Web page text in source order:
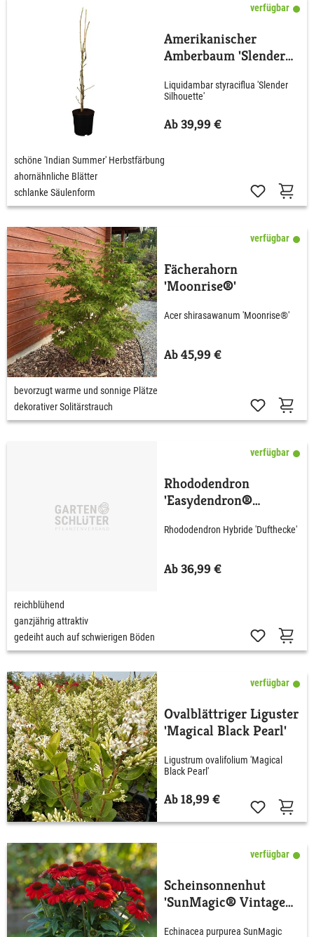
verfügbar
Amerikanischer
Amberbaum 'Slender
Liquidambar styraciflua 'Slender
Silhouette'
Ab 39,99 €
schöne 'Indian Summer' Herbstfärbung
ahornähnliche Blätter
schlanke Säulenform
verfügbar
Fächerahorn
'Moonrise®'
Acer shirasawanum 'Moonrise®'
Ab 45,99 €
bevorzugt warme und sonnige Plätze
dekorativer Solitärstrauch
verfügbar
Rhododendron
'Easydendron®
50 cm
Rhododendron Hybride 'Dufthecke'
Ab 36,99 €
reichblühend
ganzjährig attraktiv
gedeiht auch auf schwierigen Böden
verfügbar
Ovalblättriger Liguster
'Magical Black Pearl'
Ligustrum ovalifolium 'Magical
Black Pearl'
Ab 18,99 €
verfügbar
Scheinsonnenhut
'SunMagic® Vintage
Echinacea purpurea SunMagic